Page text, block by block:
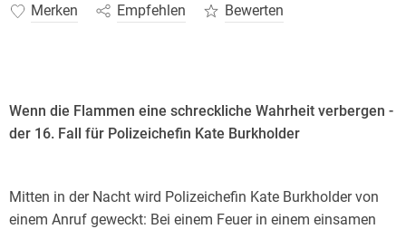
Merken Empfehlen Bewerten
Wenn die Flammen eine schreckliche Wahrheit verbergen -
der 16. Fall für Polizeichefin Kate Burkholder
Mitten in der Nacht wird Polizeichefin Kate Burkholder von
einem Anruf geweckt: Bei einem Feuer in einem einsamen